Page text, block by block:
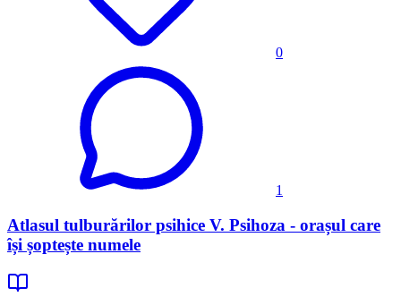
0
1
Atlasul tulburărilor psihice V. Psihoza - orașul care
își șoptește numele